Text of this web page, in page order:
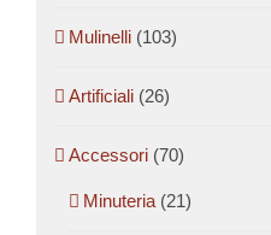
Mulinelli (103)
Artificiali (26)
Accessori (70)
Minuteria (21)